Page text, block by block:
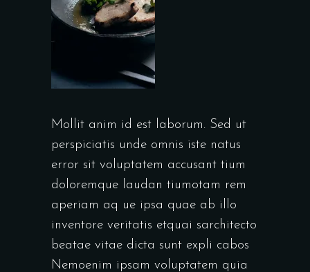
Mollit anim id est laborum. Sed ut
perspiciatis unde omnis iste natus
error sit voluptatem accusant tium
doloremque laudan tiumotam rem
aperiam aq ue ipsa quae ab illo
inventore veritatis etquai sarchitecto
beatae vitae dicta sunt expli cabos
Nemoenim ipsam voluptatem quia